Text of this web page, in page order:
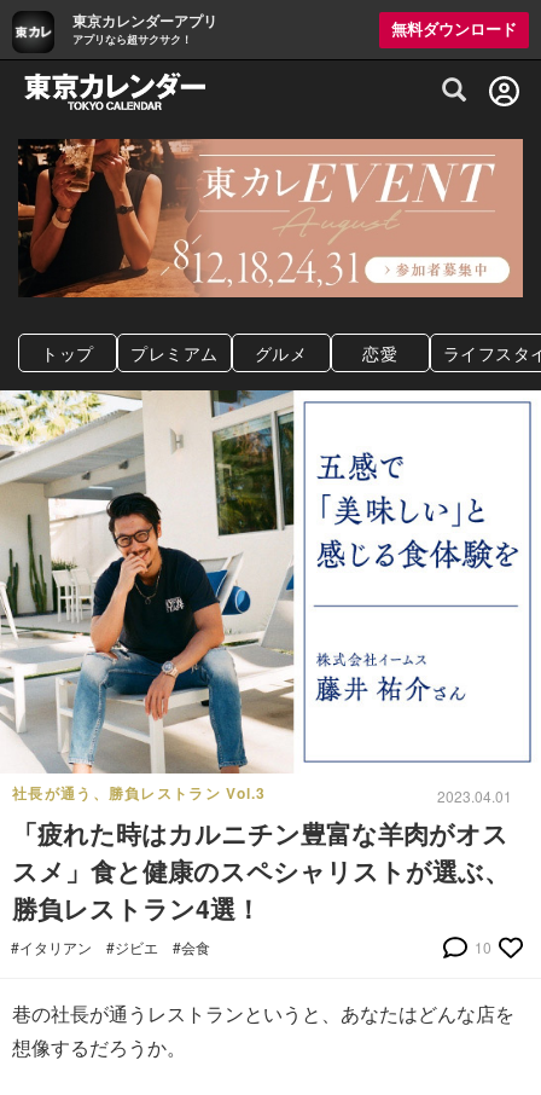
東京カレンダーアプリ
アプリなら超サクサク！
無料ダウンロード
グルメ情報・プレミアムレストラン予約
トップ プレミアム グルメ 恋愛 ライフスタ
社長が通う、勝負レストラン Vol.3 2023.04.01
「疲れた時はカルニチン豊富な羊肉がオス
スメ」食と健康のスペシャリストが選ぶ、
勝負レストラン4選！
#イタリアン #ジビエ #会食 10
巷の社長が通うレストランというと、あなたはどんな店を
想像するだろうか。